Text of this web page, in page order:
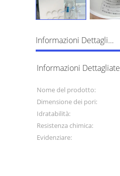
Informazioni Dettagliate
Informazioni Dettagliate
Nome del prodotto:
Dimensione dei pori:
Idratabilità:
Resistenza chimica:
Evidenziare: